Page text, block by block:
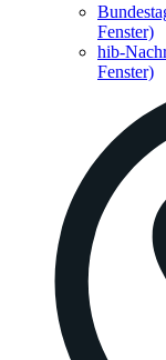
Fenster)
hib-
Fenster)